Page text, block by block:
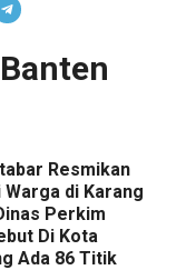
Resmikan
Warga di Karang
Perkim
Di Kota
Ada 86 Titik